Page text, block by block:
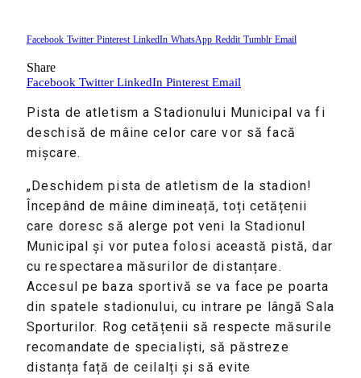
Facebook Twitter Pinterest LinkedIn WhatsApp Reddit Tumblr Email
Share
Facebook Twitter LinkedIn Pinterest Email
Pista de atletism a Stadionului Municipal va fi
deschisă de mâine celor care vor să facă
mișcare.
„Deschidem pista de atletism de la stadion!
Începând de mâine dimineață, toți cetățenii
care doresc să alerge pot veni la Stadionul
Municipal și vor putea folosi această pistă, dar
cu respectarea măsurilor de distanțare.
Accesul pe baza sportivă se va face pe poarta
din spatele stadionului, cu intrare pe lângă Sala
Sporturilor. Rog cetățenii să respecte măsurile
recomandate de specialiști, să păstreze
distanța față de ceilalți și să evite